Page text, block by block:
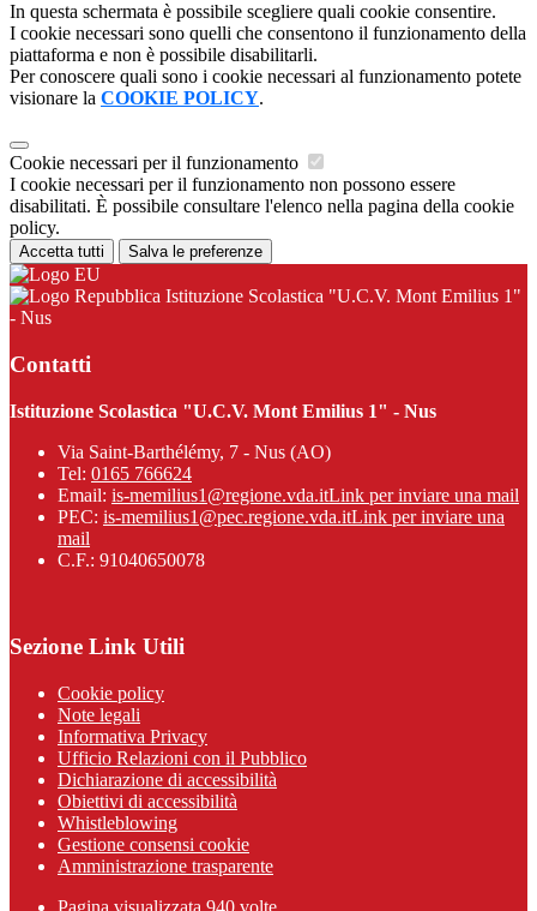
In questa schermata è possibile scegliere quali cookie consentire.
I cookie necessari sono quelli che consentono il funzionamento della
piattaforma e non è possibile disabilitarli.
Per conoscere quali sono i cookie necessari al funzionamento potete
visionare la COOKIE POLICY.
Cookie necessari per il funzionamento
I cookie necessari per il funzionamento non possono essere
disabilitati. È possibile consultare l'elenco nella pagina della cookie
policy.
Accetta tutti Salva le preferenze
Istituzione Scolastica "U.C.V. Mont Emilius 1"
- Nus
Contatti
Istituzione Scolastica "U.C.V. Mont Emilius 1" - Nus
Via Saint-Barthélémy, 7 - Nus (AO)
Tel: 0165 766624
Email: is-memilius1@regione.vda.itLink per inviare una mail
PEC: is-memilius1@pec.regione.vda.itLink per inviare una
mail
C.F.: 91040650078
Sezione Link Utili
Cookie policy
Note legali
Informativa Privacy
Ufficio Relazioni con il Pubblico
Dichiarazione di accessibilità
Obiettivi di accessibilità
Whistleblowing
Gestione consensi cookie
Amministrazione trasparente
Pagina visualizzata 940 volte